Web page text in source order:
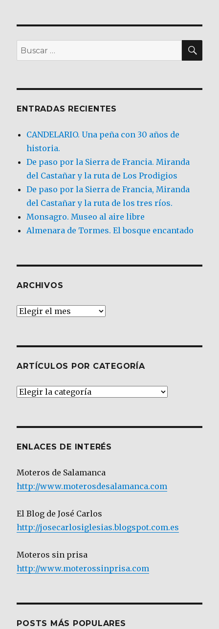
Buscar
por:
ENTRADAS RECIENTES
CANDELARIO. Una peña con 30 años de
historia.
De paso por la Sierra de Francia. Miranda
del Castañar y la ruta de Los Prodigios
De paso por la Sierra de Francia, Miranda
del Castañar y la ruta de los tres ríos.
Monsagro. Museo al aire libre
Almenara de Tormes. El bosque encantado
ARCHIVOS
Archivos
ARTÍCULOS POR CATEGORÍA
Artículos
ENLACES DE INTERÉS
Moteros de Salamanca
http://www.moterosdesalamanca.com
El Blog de José Carlos
http://josecarlosiglesias.blogspot.com.es
Moteros sin prisa
http://www.moterossinprisa.com
POSTS MÁS POPULARES